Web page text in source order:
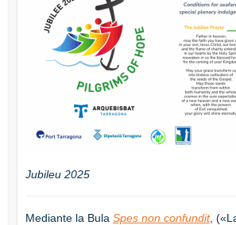
Jubileu 2025
Mediante la Bula Spes non confundit,